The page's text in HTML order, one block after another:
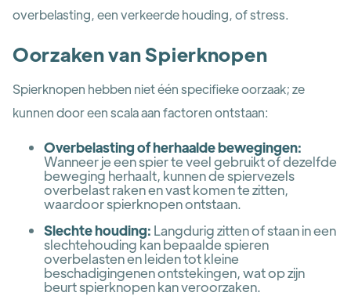
overbelasting, een verkeerde houding, of stress.
Oorzaken van Spierknopen
Spierknopen hebben niet één specifieke oorzaak; ze
kunnen door een scala aan factoren ontstaan:
Overbelasting of herhaalde bewegingen:
Wanneer je een spier te veel gebruikt of dezelfde
beweging herhaalt, kunnen de spiervezels
overbelast raken en vast komen te zitten,
waardoor spierknopen ontstaan.
Slechte houding: Langdurig zitten of staan in een
slechtehouding kan bepaalde spieren
overbelasten en leiden tot kleine
beschadigingenen ontstekingen, wat op zijn
beurt spierknopen kan veroorzaken.